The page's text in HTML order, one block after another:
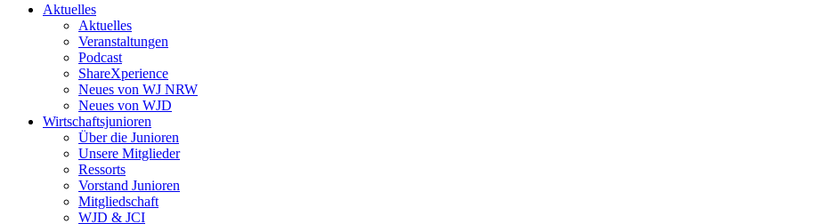
Aktuelles
Aktuelles
Veranstaltungen
Podcast
ShareXperience
Neues von WJ NRW
Neues von WJD
Wirtschaftsjunioren
Über die Junioren
Unsere Mitglieder
Ressorts
Vorstand Junioren
Mitgliedschaft
WJD & JCI